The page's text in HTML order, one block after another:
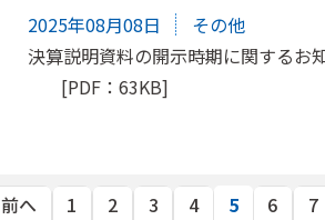
2025年08月08日
その他
決算説明資料の開示時期に関するお
[PDF：63KB]
前へ 1 2 3 4 5 6 7